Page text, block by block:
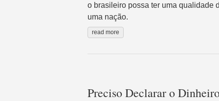
o brasileiro possa ter uma qualidade
uma nação.
read more
Preciso Declarar o